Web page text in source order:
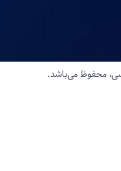
محفوظ می‌باشد.